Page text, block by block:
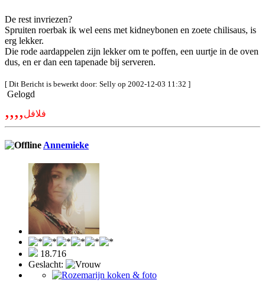
De rest invriezen?
Spruiten roerbak ik wel eens met kidneybonen en zoete chilisaus, is
erg lekker.
Die rode aardappelen zijn lekker om te poffen, een uurtje in de oven
dus, en er dan een tapenade bij serveren.
[ Dit Bericht is bewerkt door: Selly op 2002-12-03 11:32 ]
Gelogd
,,,,فلافل
Annemieke
18.716
Geslacht: